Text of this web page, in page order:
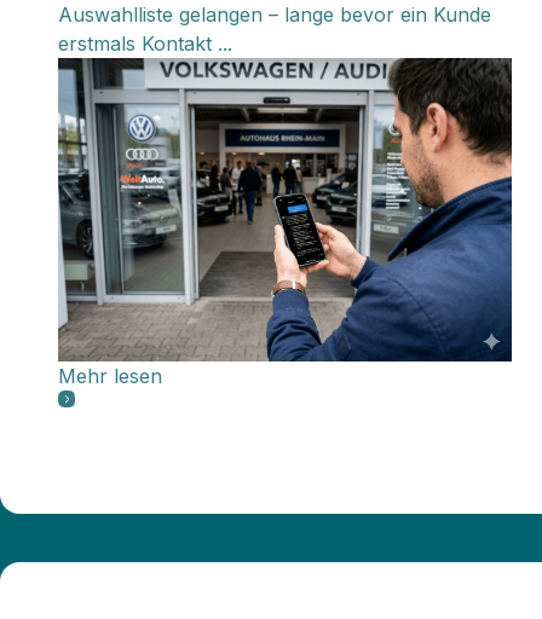
Auswahlliste gelangen – lange bevor ein Kunde
erstmals Kontakt ...
Mehr lesen